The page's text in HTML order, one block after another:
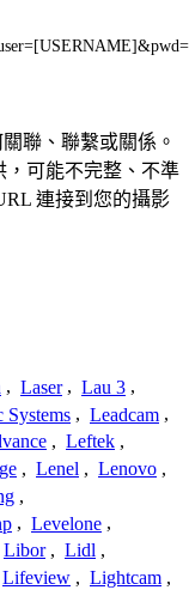
聯、聯繫或關係。
，可能不完整、不準
連接到您的攝影
, Laser , Lau 3 ,
Systems , Leadcam ,
, Leftek ,
, Lenel , Lenovo ,
,
, Levelone ,
Libor , Lidl ,
Lifeview , Lightcam ,